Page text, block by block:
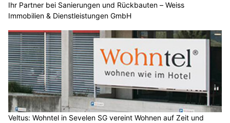
Ihr Partner bei Sanierungen und Rückbauten – Weiss
Immobilien & Dienstleistungen GmbH
Veltus: Wohntel in Sevelen SG vereint Wohnen auf Zeit und